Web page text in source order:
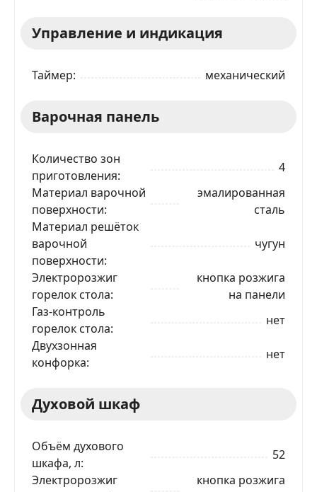
Управление и индикация
Таймер механический
Варочная панель
Количество зон
приготовления
4
Материал варочной
поверхности
эмалированная
сталь
Материал решёток
варочной
поверхности
чугун
Электророзжиг
горелок стола
кнопка розжига
на панели
Газ-контроль
горелок стола
нет
Двухзонная
конфорка
нет
Духовой шкаф
Объём духового
шкафа, л
52
Электророзжиг
кнопка розжига